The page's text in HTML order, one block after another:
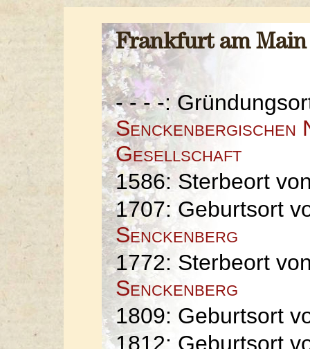
Frankfurt am
- - - -:
Gesellschaft
1586: Sterbeort
1707: Geburtsort
Senckenberg
1772: Sterbeort
Senckenberg
1809: Geburtsort
1812: Geburtsort